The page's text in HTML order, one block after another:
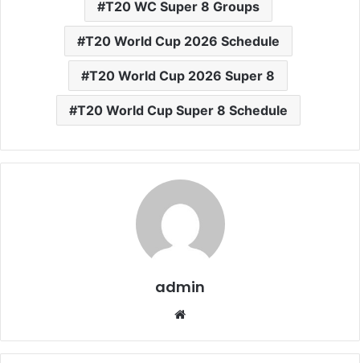
T20 WC Super 8 Groups
T20 World Cup 2026 Schedule
T20 World Cup 2026 Super 8
T20 World Cup Super 8 Schedule
admin